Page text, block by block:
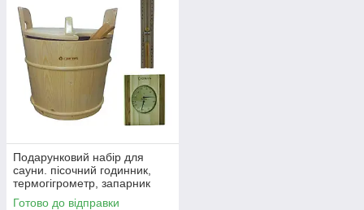
Подарунковий набір для
сауни. пісочний годинник,
термогігрометр, запарник
для лазні та сауни
Готово до відправки